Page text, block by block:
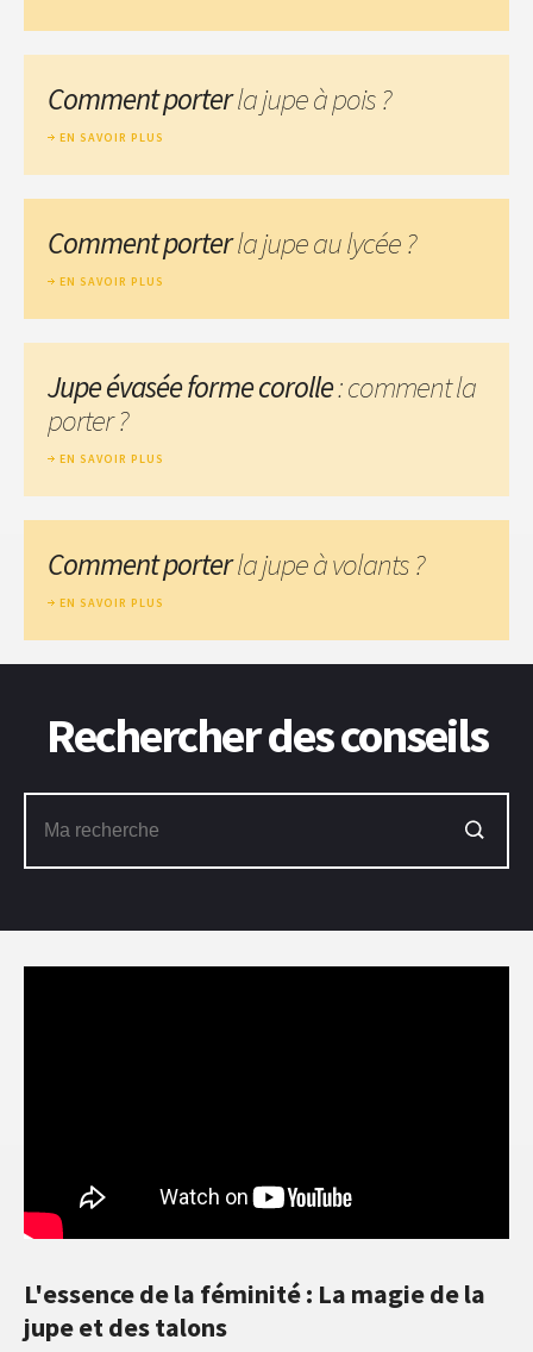
L'essence de la féminité : La magie de la
jupe et des talons
Comment porterla jupe à pois ?
EN SAVOIR PLUS
Comment porterla jupe au lycée ?
EN SAVOIR PLUS
Jupe évasée forme corolle: comment la
porter ?
EN SAVOIR PLUS
Comment porterla jupe à volants ?
EN SAVOIR PLUS
Rechercher des conseils